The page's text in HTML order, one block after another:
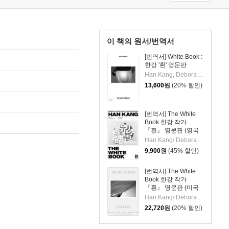
이 책의 원서/번역서
[번역서] White Book :
한강 '흰' 영문판
Han Kang, Deborah Smith
13,600원 (20% 할인)
[번역서] The White
Book 한강 작가
『흰』 영문판 (영국
판)
Han Kang/ Deborah Smith (TRN)
9,900원 (45% 할인)
[번역서] The White
Book 한강 작가
『흰』 영문판 (미국
판)
Han Kang/ Deborah Smith (TRN)
22,720원 (20% 할인)